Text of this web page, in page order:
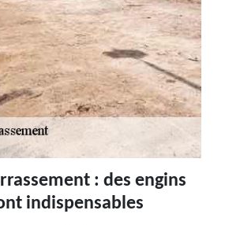
: des engins
indispensables